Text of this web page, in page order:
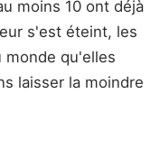
moins 10 ont déjà
s'est éteint, les
monde qu'elles
laisser la moindre